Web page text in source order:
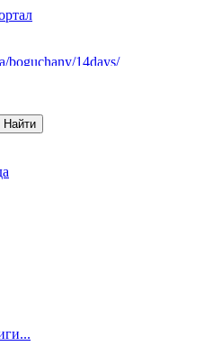
boguchany/14days/